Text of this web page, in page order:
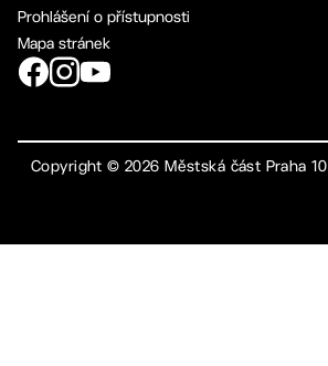
Prohlášení o přístupnosti
Mapa stránek
Copyright ©2026 Městská část Praha 10